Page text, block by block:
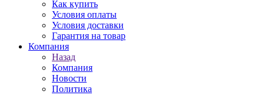
Как купить
Условия оплаты
Условия доставки
Гарантия на товар
Компания
Назад
Компания
Новости
Политика